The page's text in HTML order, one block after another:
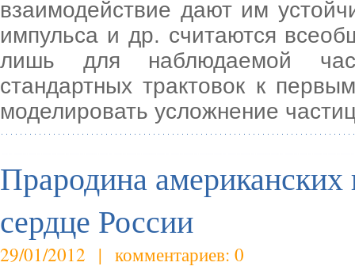
взаимодействие дают им
импульса и др. считаются
лишь для наблюдаемой
стандартных трактовок к
моделировать усложнение
Прародина
сердце России
29/01/2012 | комментариев: 0